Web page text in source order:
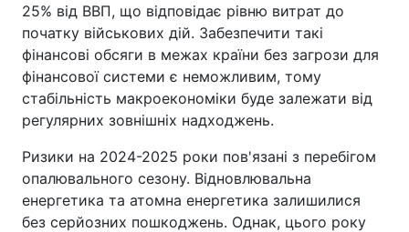
25% від ВВП, що відповідає рівню витрат до
початку військових дій. Забезпечити такі
фінансові обсяги в межах країни без загрози для
фінансової системи є неможливим, тому
стабільність макроекономіки буде залежати від
регулярних зовнішніх надходжень.
Ризики на 2024-2025 роки пов'язані з перебігом
опалювального сезону. Відновлювальна
енергетика та атомна енергетика залишилися
без серйозних пошкоджень. Однак, цього року